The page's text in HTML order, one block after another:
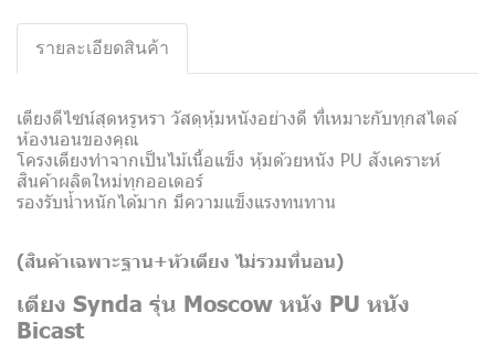
รายละเอียดสินค้า
เตียงดีไซน์สุดหรูหรา วัสดุหุ้มหนังอย่างดี ที่เหมาะกับทุกสไตล์
ห้องนอนของคุณ
โครงเตียงทำจากเป็นไม้เนื้อแข็ง หุ้มด้วยหนัง PU สังเคราะห์
สินค้าผลิตใหม่ทุกออเดอร์
รองรับน้ำหนักได้มาก มีความแข็งแรงทนทาน
(สินค้าเฉพาะฐาน+หัวเตียง ไม่รวมที่นอน)
เตียง Synda รุ่น Moscow หนัง PU หนัง
Bicast